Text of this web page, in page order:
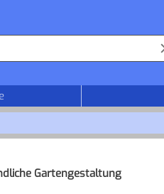
Gartengestaltung